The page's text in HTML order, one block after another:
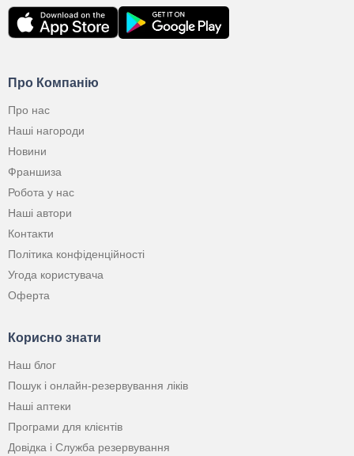
Про Компанію
Про нас
Наші нагороди
Новини
Франшиза
Робота у нас
Наші автори
Контакти
Політика конфіденційності
Угода користувача
Оферта
Корисно знати
Наш блог
Пошук і онлайн-резервування ліків
Наші аптеки
Програми для клієнтів
Довідка і Служба резервування